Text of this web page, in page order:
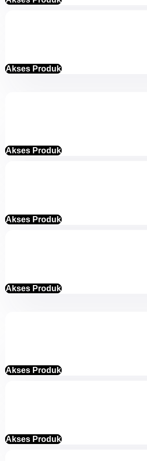
Akses Produk
Akses Produk
Akses Produk
Akses Produk
Akses Produk
Akses Produk